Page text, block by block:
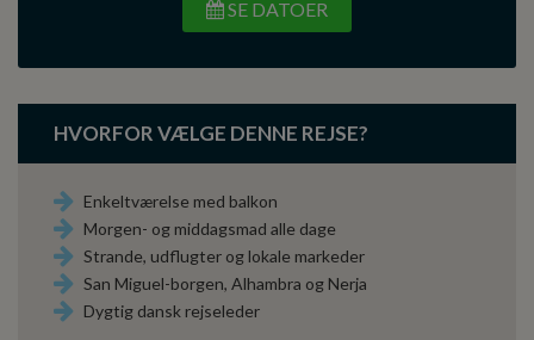
SE DATOER
HVORFOR VÆLGE DENNE REJSE?
Enkeltværelse med balkon
Morgen- og middagsmad alle dage
Strande, udflugter og lokale markeder
San Miguel-borgen, Alhambra og Nerja
Dygtig dansk rejseleder